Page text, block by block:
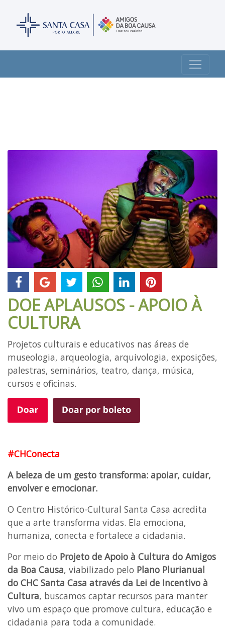
DOE APLAUSOS - APOIO À
CULTURA
Projetos culturais e educativos nas áreas de
museologia, arqueologia, arquivologia, exposições,
palestras, seminários, teatro, dança, música,
cursos e oficinas.
#CHConecta
A beleza de um gesto transforma: apoiar, cuidar,
envolver e emocionar.
O Centro Histórico-Cultural Santa Casa acredita
que a arte transforma vidas. Ela emociona,
humaniza, conecta e fortalece a cidadania.
Por meio do Projeto de Apoio à Cultura do Amigos
da Boa Causa, viabilizado pelo Plano Plurianual
do CHC Santa Casa através da Lei de Incentivo à
Cultura, buscamos captar recursos para manter
vivo um espaço que promove cultura, educação e
cidadania para toda a comunidade.